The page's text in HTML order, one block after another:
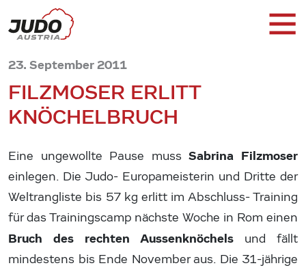
23. September 2011
FILZMOSER ERLITT
KNÖCHELBRUCH
Eine ungewollte Pause mussSabrina Filzmoser
einlegen. Die Judo- Europameisterin und Dritte der
Weltrangliste bis 57 kg erlitt im Abschluss- Training
für das Trainingscamp nächste Woche in Rom einen
Bruch des rechten Aussenknöchels und fällt
mindestens bis Ende November aus. Die 31-jährige